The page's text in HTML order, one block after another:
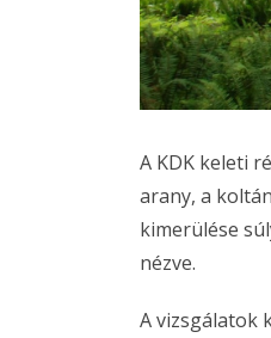
A KDK keleti
arany, a
kimerülése
nézve.
A vizsgálatok